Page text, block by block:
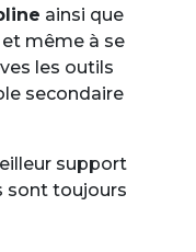
ainsi que
même à se
les outils
secondaire
support
sont toujours